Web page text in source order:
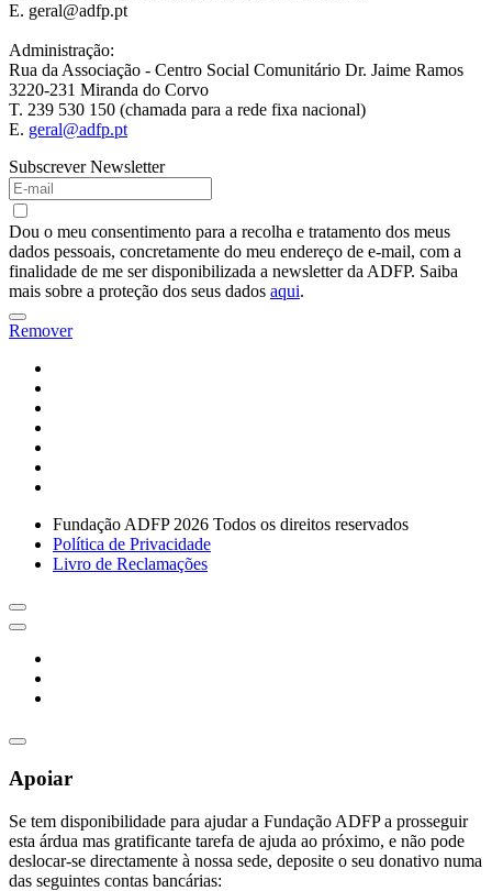
E. geral@adfp.pt
Administração:
Rua da Associação - Centro Social Comunitário Dr. Jaime Ramos
3220-231 Miranda do Corvo
T. 239 530 150 (chamada para a rede fixa nacional)
E. geral@adfp.pt
Subscrever Newsletter
Dou o meu consentimento para a recolha e tratamento dos meus
dados pessoais, concretamente do meu endereço de e-mail, com a
finalidade de me ser disponibilizada a newsletter da ADFP. Saiba
mais sobre a proteção dos seus dados aqui.
Remover
Fundação ADFP 2026 Todos os direitos reservados
Política de Privacidade
Livro de Reclamações
Apoiar
Se tem disponibilidade para ajudar a Fundação ADFP a prosseguir
esta árdua mas gratificante tarefa de ajuda ao próximo, e não pode
deslocar-se directamente à nossa sede, deposite o seu donativo numa
das seguintes contas bancárias: